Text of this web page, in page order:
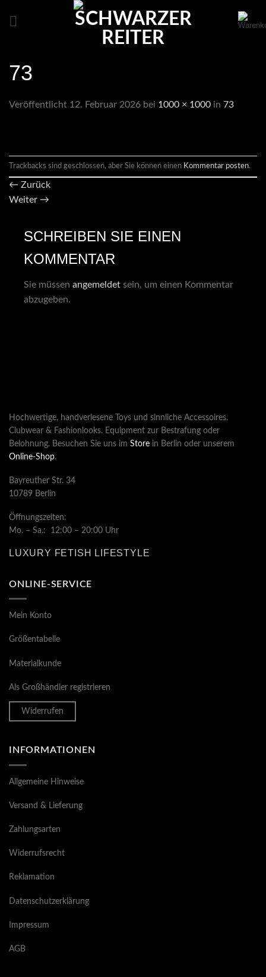
73
Veröffentlicht 12. Februar 2026 bei 1000 × 1000 in 73
Trackbacks sind geschlossen, aber Sie können einen Kommentar posten.
← Zurück
Weiter →
SCHREIBEN SIE EINEN
KOMMENTAR
Sie müssen angemeldet sein, um einen Kommentar
abzugeben.
Hochwertige, handverlesene Toys und sinnliche Accessoires.
Clubwear & Fashionlooks. Equipment zur Bestrafung oder
Belohnung. Besuchen Sie uns im Store in Berlin oder unserem
Online-Shop.
Bayreuther Str. 34
10789 Berlin
Öffnungszeiten:
Mo. – Sa.: 12:00 – 20:00 Uhr
LUXURY FETISH LIFESTYLE
ONLINE-SERVICE
Mein Konto
Größentabelle
Materialkunde
Als Großhändler registrieren
Widerrufen
INFORMATIONEN
Allgemeine Hinweise
Versand & Lieferung
Zahlungsarten
Widerrufsrecht
Reklamation
Datenschutzerklärung
Impressum
AGB